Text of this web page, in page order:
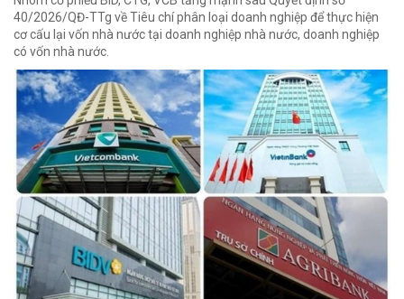
40/2026/QĐ-TTg về Tiêu chí phân loại doanh nghiệp để thực hiện
cơ cấu lại vốn nhà nước tại doanh nghiệp nhà nước, doanh nghiệp
có vốn nhà nước.